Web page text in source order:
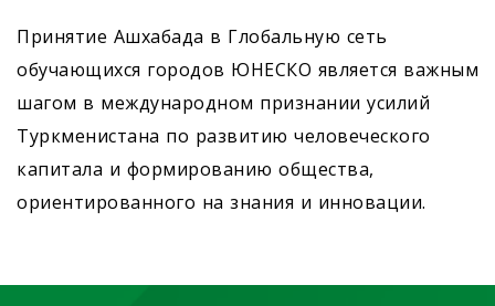
Принятие Ашхабада в Глобальную сеть
обучающихся городов ЮНЕСКО является важным
шагом в международном признании усилий
Туркменистана по развитию человеческого
капитала и формированию общества,
ориентированного на знания и инновации.